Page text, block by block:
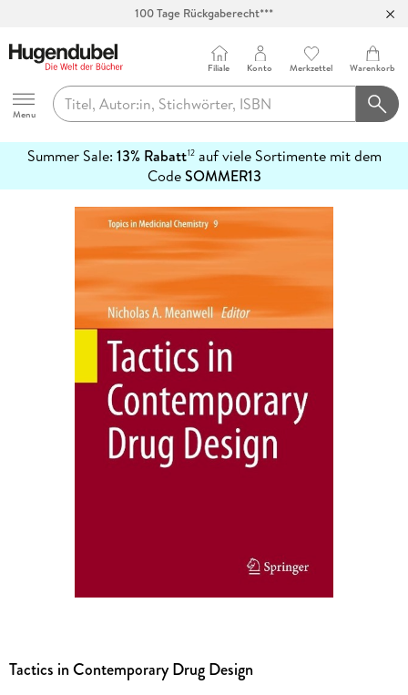
100 Tage Rückgaberecht***
Hugendubel
Menu
Filiale Konto Merkzettel Warenkorb
Summer Sale: 13% Rabatt12auf viele Sortimente mit dem
CodeSOMMER13
erfahren
Tactics in Contemporary Drug Design